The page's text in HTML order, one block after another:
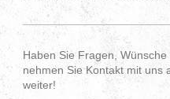
Haben Sie Fragen,
nehmen Sie Kontakt mit uns
weiter!